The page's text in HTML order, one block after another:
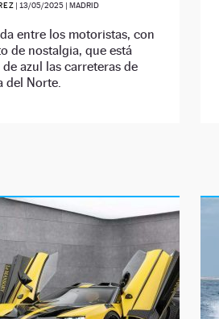
| 13/05/2025 | MADRID
entre los motoristas, con
de nostalgia, que está
azul las carreteras de
del Norte.